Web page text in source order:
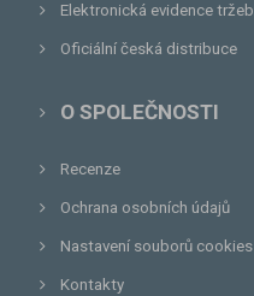
Elektronická evidence tržeb
Oficiální česká distribuce
O SPOLEČNOSTI
Recenze
Ochrana osobních údajů
Nastavení souborů cookies
Kontakty